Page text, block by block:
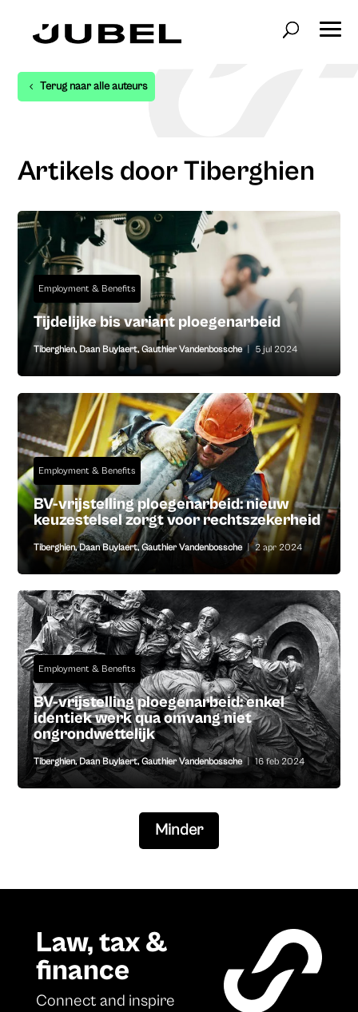
Terug naar alle auteurs
Artikels door Tiberghien
Employment & Benefits
Tijdelijke bis variant ploegenarbeid
Tiberghien, Daan Buylaert,Gauthier Vandenbossche 5 jul 2024
Employment & Benefits
BV-vrijstelling ploegenarbeid: nieuw
keuzestelsel zorgt voor rechtszekerheid
Tiberghien,Daan Buylaert,Gauthier Vandenbossche | 2 apr 2024
Employment & Benefits
BV-vrijstelling ploegenarbeid: enkel
identiek werk qua omvang niet
ongrondwettelijk
Tiberghien,Daan Buylaert,Gauthier Vandenbossche 16 feb 2024
Minder
Law, tax &
finance
Connect and inspire